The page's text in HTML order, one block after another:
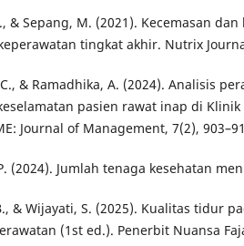
& Sepang, M. (2021). Kecemasan
tingkat akhir. Nutrix
& Ramadhika, A. (2024). Analisis
pasien rawat inap di Klinik
Journal of Management, 7(2),
(2024). Jumlah tenaga kesehatan
& Wijayati, S. (2025). Kualitas tidur
(1st ed.). Penerbit Nuansa